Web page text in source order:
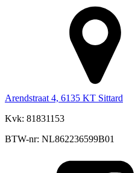
Arendstraat 4, 6135 KT Sittard
Kvk: 81831153
BTW-nr: NL862236599B01